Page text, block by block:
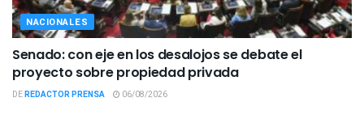
NACIONALES
Senado: con eje en los desalojos se debate el
proyecto sobre propiedad privada
DEREDACTOR PRENSA 06/08/2026